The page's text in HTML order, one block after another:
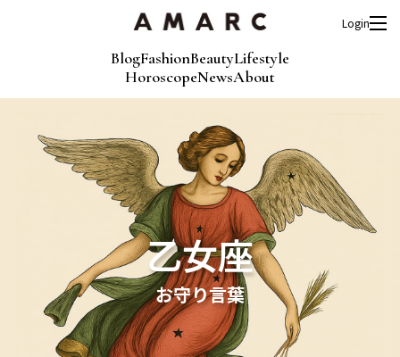
BlogFashionBeautyLifestyle
HoroscopeNewsAbout
Login
乙女座
お守り言葉